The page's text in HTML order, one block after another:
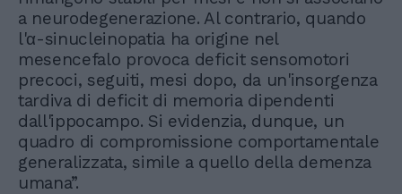
a neurodegenerazione. Al contrario, quando
l'α-sinucleinopatia ha origine nel
mesencefalo provoca deficit sensomotori
precoci, seguiti, mesi dopo, da un'insorgenza
tardiva di deficit di memoria dipendenti
dall'ippocampo. Si evidenzia, dunque, un
quadro di compromissione comportamentale
generalizzata, simile a quello della demenza
umana”.